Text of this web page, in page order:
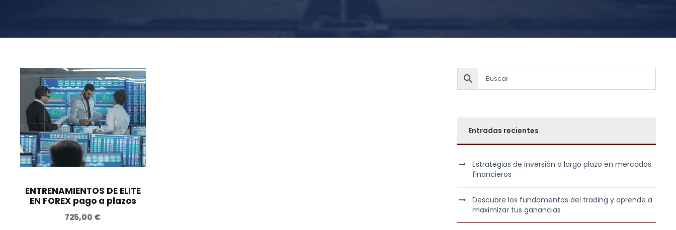
ENTRENAMIENTOS DE ELITE
EN FOREX pago a plazos
725,00 €
Entradas recientes
Estrategias de inversión a largo plazo en mercados
financieros
Descubre los fundamentos del trading y aprende a
maximizar tus ganancias